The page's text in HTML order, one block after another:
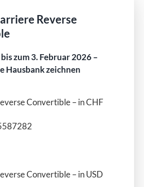
Reverse
zum 3. Februar 2026 –
Hausbank zeichnen
Convertible – in CHF
Convertible – in USD